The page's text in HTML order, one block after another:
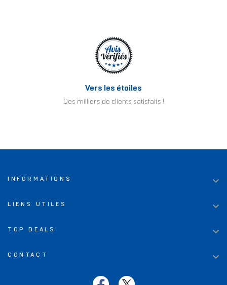
Vers les étoiles
Des milliers de clients satisfaits !
INFORMATIONS 
LIENS UTILES 
TOP DEALS 
CONTACT 